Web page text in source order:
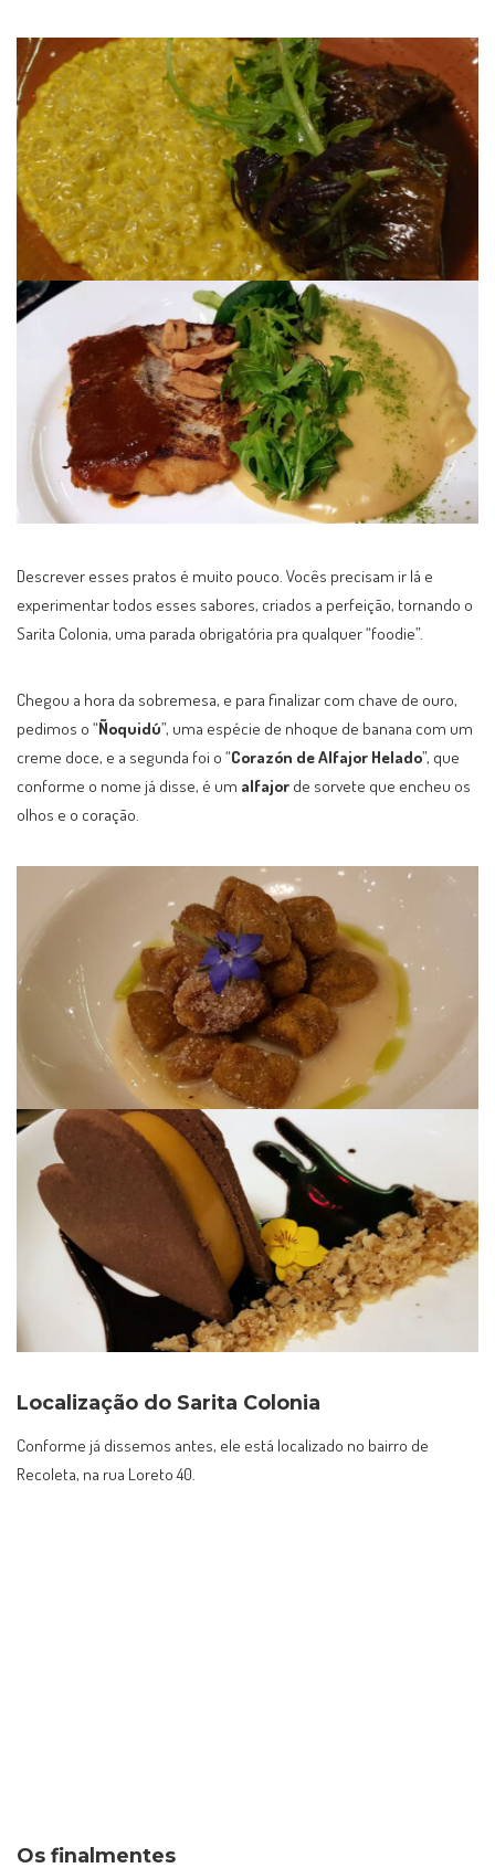
Descrever esses pratos é muito pouco. Vocês precisam ir lá e
experimentar todos esses sabores, criados a perfeição, tornando o
Sarita Colonia, uma parada obrigatória pra qualquer “foodie”.
Chegou a hora da sobremesa, e para finalizar com chave de ouro,
pedimos o “Ñoquidú”, uma espécie de nhoque de banana com um
creme doce, e a segunda foi o “Corazón de Alfajor Helado”, que
conforme o nome já disse, é um alfajor de sorvete que encheu os
olhos e o coração.
Localização do Sarita Colonia
Conforme já dissemos antes, ele está localizado no bairro de
Recoleta, na rua Loreto 40.
Os finalmentes